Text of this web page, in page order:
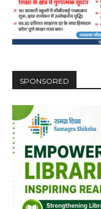
SPONSORED